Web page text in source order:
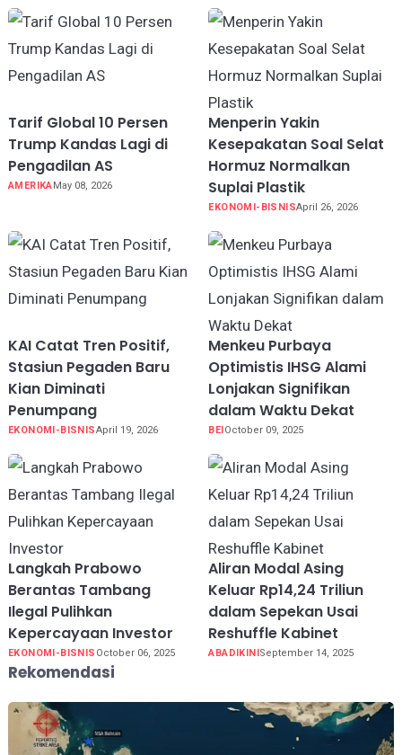
Tarif Global 10 Persen
Trump Kandas Lagi di
Pengadilan AS
AMERIKAMay 08, 2026
Menperin Yakin
Kesepakatan Soal Selat
Hormuz Normalkan
Suplai Plastik
EKONOMI-BISNISApril 26, 2026
KAI Catat Tren Positif,
Stasiun Pegaden Baru
Kian Diminati
Penumpang
EKONOMI-BISNISApril 19, 2026
Menkeu Purbaya
Optimistis IHSG Alami
Lonjakan Signifikan
dalam Waktu Dekat
BEIOctober 09, 2025
Langkah Prabowo
Berantas Tambang
Ilegal Pulihkan
Kepercayaan Investor
EKONOMI-BISNIS October 06, 2025
Aliran Modal Asing
Keluar Rp14,24 Triliun
dalam Sepekan Usai
Reshuffle Kabinet
ABADIKINISeptember 14, 2025
Rekomendasi